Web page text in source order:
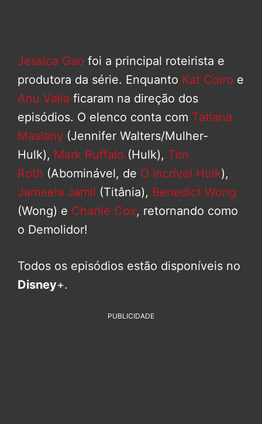
Jessica Gao foi a principal roteirista e
produtora da série. Enquanto Kat Coiro e
Anu Valia ficaram na direção dos
episódios. O elenco conta com Tatiana
Maslany (Jennifer Walters/Mulher-
Hulk), Mark Ruffalo (Hulk), Tim
Roth (Abominável, de O Incrível Hulk),
Jameela Jamil (Titânia), Benedict Wong
(Wong) e Charlie Cox, retornando como
o Demolidor!
Todos os episódios estão disponíveis no
Disney+.
PUBLICIDADE